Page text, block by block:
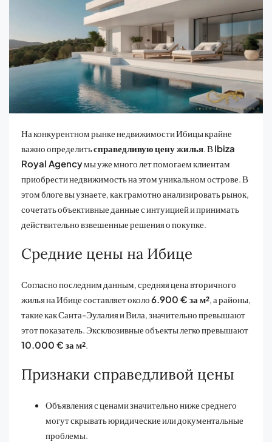
На конкурентном рынке недвижимости Ибицы крайне
важно определитьсправедливую цену жилья . ВIbiza
Royal Agencyмы уже много лет помогаем клиентам
приобрести недвижимость на этом уникальном острове. В
этом блоге вы узнаете, как грамотно анализировать рынок,
сочетать объективные данные с интуицией и принимать
действительно взвешенные решения о покупке.
Средние цены на Ибице
Согласно последним данным, средняя цена вторичного
жилья на Ибице составляет около6.900 € за м² , а районы,
такие как Санта-Эулалия и Вила, значительно превышают
этот показатель. Эксклюзивные объекты легко превышают
10.000 € за м²
Признаки справедливой цены
Объявления с ценами значительно ниже среднего
могут скрывать юридические или документальные
проблемы.